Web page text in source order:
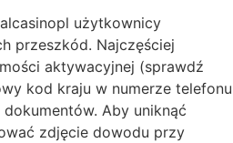
użytkownicy
przeszkód. Najczęściej
aktywacyjnej (sprawdź
kod kraju w numerze telefonu
Aby uniknąć
zdjęcie dowodu przy